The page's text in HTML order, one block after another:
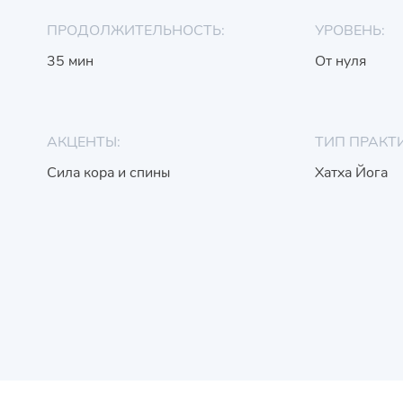
ПРОДОЛЖИТЕЛЬНОСТЬ:
35 мин
УРОВЕНЬ:
От нуля
АКЦЕНТЫ:
Сила кора и спины
ТИП
Хатха Йога